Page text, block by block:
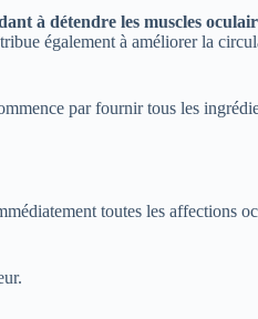
à détendre les muscles
également à améliorer la
par fournir tous les
toutes les affections